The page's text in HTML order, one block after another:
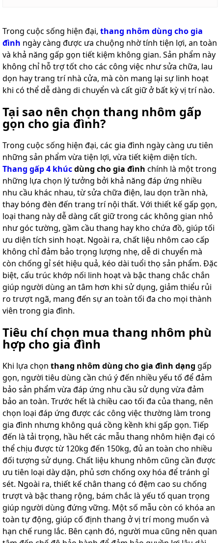
Thang
nhôm
trượt
Thương
hiệu
Liên
hệ
Trong cuộc sống hiện đại, thang nhôm dùng cho gia
đình ngày càng được ưa chuộng nhờ tính tiện lợi, an toàn
và khả năng gấp gọn tiết kiệm không gian. Sản phẩm này
không chỉ hỗ trợ tốt cho các công việc như sửa chữa, lau
dọn hay trang trí nhà cửa, mà còn mang lại sự linh hoạt
khi có thể dễ dàng di chuyển và cất giữ ở bất kỳ vị trí nào.
Tại sao nên chọn thang nhôm gấp
gọn cho gia đình?
Trong cuộc sống hiện đại, các gia đình ngày càng ưu tiên
những sản phẩm vừa tiện lợi, vừa tiết kiệm diện tích.
Thang gấp 4 khúcdùng cho gia đình chính là một trong
những lựa chọn lý tưởng bởi khả năng đáp ứng nhiều
nhu cầu khác nhau, từ sửa chữa điện, lau dọn trần nhà,
thay bóng đèn đến trang trí nội thất. Với thiết kế gấp gọn,
loại thang này dễ dàng cất giữ trong các không gian nhỏ
như góc tường, gầm cầu thang hay kho chứa đồ, giúp tối
ưu diện tích sinh hoạt. Ngoài ra, chất liệu nhôm cao cấp
không chỉ đảm bảo trọng lượng nhẹ, dễ di chuyển mà
còn chống gỉ sét hiệu quả, kéo dài tuổi thọ sản phẩm. Đặc
biệt, cấu trúc khớp nối linh hoạt và bậc thang chắc chắn
giúp người dùng an tâm hơn khi sử dụng, giảm thiểu rủi
ro trượt ngã, mang đến sự an toàn tối đa cho mọi thành
viên trong gia đình.
Tiêu chí chọn mua thang nhôm phù
hợp cho gia đình
Khi lựa chọn thang nhôm dùng cho gia đình dạng gấp
gọn, người tiêu dùng cần chú ý đến nhiều yếu tố để đảm
bảo sản phẩm vừa đáp ứng nhu cầu sử dụng vừa đảm
bảo an toàn. Trước hết là chiều cao tối đa của thang, nên
chọn loại đáp ứng được các công việc thường làm trong
gia đình nhưng không quá cồng kềnh khi gấp gọn. Tiếp
đến là tải trọng, hầu hết các mẫu thang nhôm hiện đại có
thể chịu được từ 120kg đến 150kg, đủ an toàn cho nhiều
đối tượng sử dụng. Chất liệu khung nhôm cũng cần được
ưu tiên loại dày dặn, phủ sơn chống oxy hóa để tránh gỉ
sét. Ngoài ra, thiết kế chân thang có đệm cao su chống
trượt và bậc thang rộng, bám chắc là yếu tố quan trọng
giúp người dùng đứng vững. Một số mẫu còn có khóa an
toàn tự động, giúp cố định thang ở vị trí mong muốn và
hạn chế rung lắc. Bên cạnh đó, người mua cũng nên quan